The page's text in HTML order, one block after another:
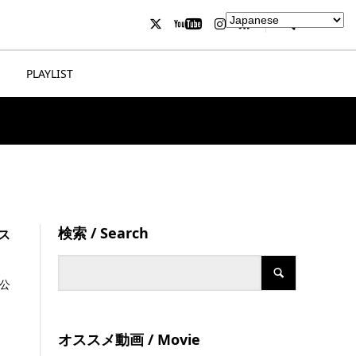
PLAYLIST
検索 / Search
オススメ動画 / Movie